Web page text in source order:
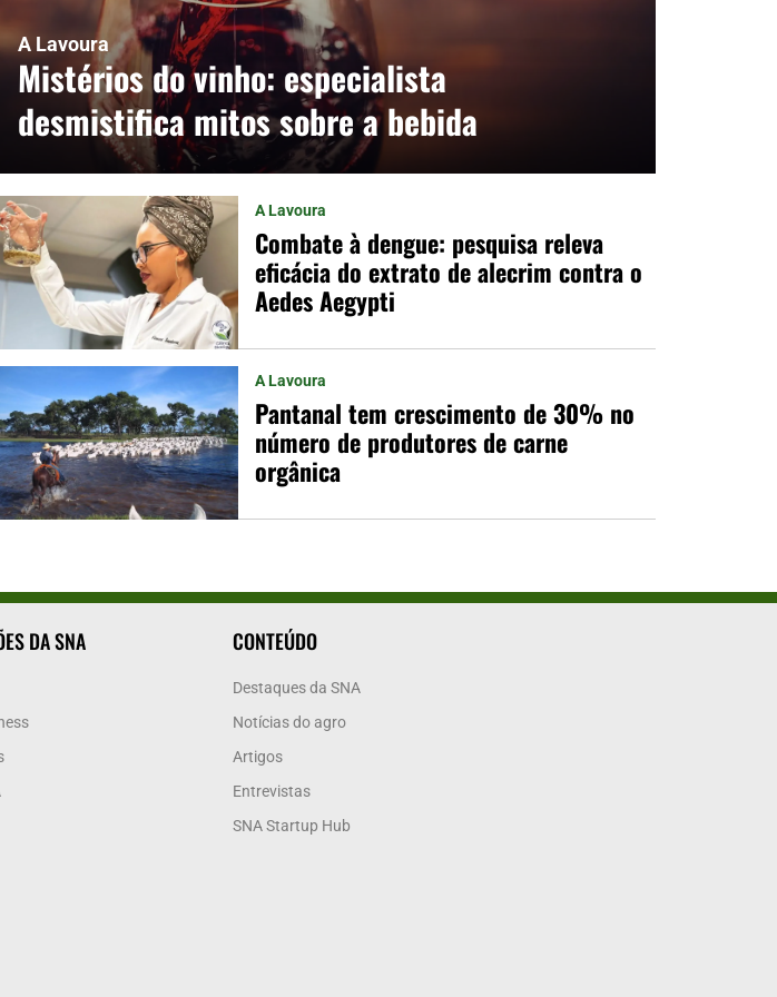
A Lavoura
Mistérios do vinho: especialista
desmistifica mitos sobre a bebida
A Lavoura
Combate à dengue: pesquisa releva
eficácia do extrato de alecrim contra o
Aedes Aegypti
A Lavoura
Pantanal tem crescimento de 30% no
número de produtores de carne
orgânica
DA SNA CONTEÚDO
Destaques da SNA
Notícias do agro
Artigos
Entrevistas
SNA Startup Hub